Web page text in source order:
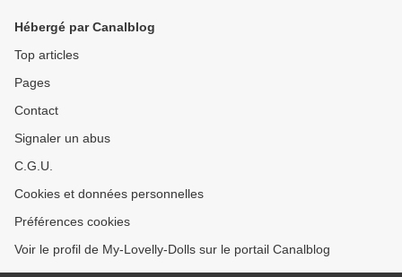
Hébergé par Canalblog
Top articles
Pages
Contact
Signaler un abus
C.G.U.
Cookies et données personnelles
Préférences cookies
Voir le profil de My-Lovelly-Dolls sur le portail Canalblog